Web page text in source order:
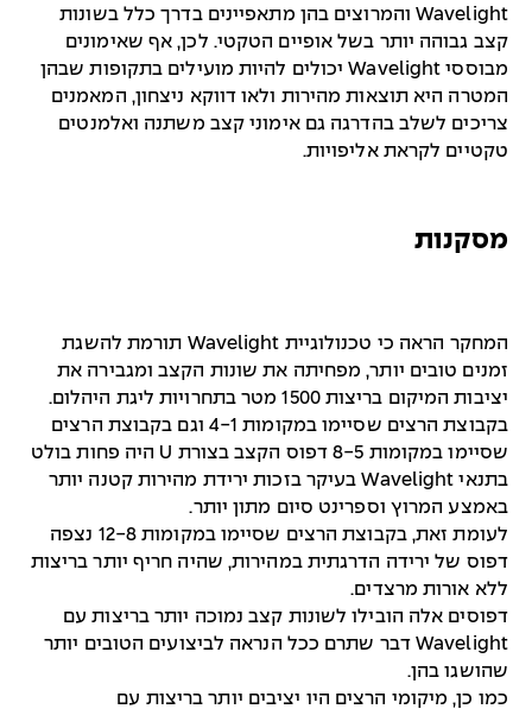
Wavelight והמרוצים בהן מתאפיינים בדרך כלל בשונות
קצב גבוהה יותר בשל אופיים הטקטי. לכן, אף שאימונים
מבוססי Wavelight יכולים להיות מועילים בתקופות שבהן
המטרה היא תוצאות מהירות ולאו דווקא ניצחון, המאמנים
צריכים לשלב בהדרגה גם אימוני קצב משתנה ואלמנטים
טקטיים לקראת אליפויות.
מסקנות
המחקר הראה כי טכנולוגיית Wavelight תורמת להשגת
זמנים טובים יותר, מפחיתה את שונות הקצב ומגבירה את
יציבות המיקום בריצות 1500 מטר בתחרויות ליגת היהלום.
בקבוצת הרצים שסיימו במקומות 4-1 וגם בקבוצת הרצים
שסיימו במקומות 8-5 דפוס הקצב בצורת U היה פחות בולט
בתנאי Wavelight בעיקר בזכות ירידת מהירות קטנה יותר
באמצע המרוץ וספרינט סיום מתון יותר.
לעומת זאת, בקבוצת הרצים שסיימו במקומות 12-8 נצפה
דפוס של ירידה הדרגתית במהירות, שהיה חריף יותר בריצות
ללא אורות מרצדים.
דפוסים אלה הובילו לשונות קצב נמוכה יותר בריצות עם
Wavelight דבר שתרם ככל הנראה לביצועים הטובים יותר
שהושגו בהן.
כמו כן, מיקומי הרצים היו יציבים יותר בריצות עם